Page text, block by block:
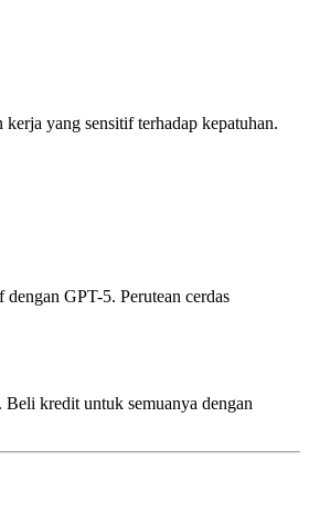
yang sensitif terhadap kepatuhan.
GPT-5. Perutean cerdas
kredit untuk semuanya dengan